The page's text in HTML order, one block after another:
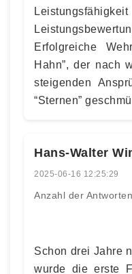
Erfolgreiche
Hahn”, der nach
steigenden
“Sternen”
Hans-Walter
2025-06-16 12:25:29
Anzahl der
Schon drei Jahre
wurde die erste